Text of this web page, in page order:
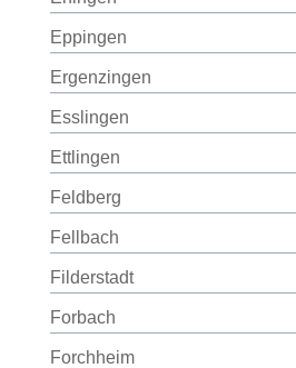
Eppingen
Ergenzingen
Esslingen
Ettlingen
Feldberg
Fellbach
Filderstadt
Forbach
Forchheim